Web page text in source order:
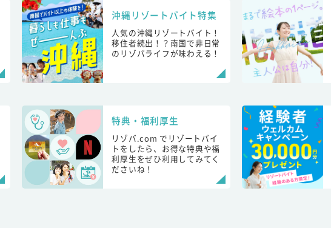
沖縄リゾートバイト特集
人気の沖縄リゾートバイト！
移住者続出！？南国で非日常
のリゾバライフが味わえる！
特典・福利厚生
リゾバ.com でリゾートバイ
トをしたら、お得な特典や福
利厚生をぜひ利用してみてく
ださいね！